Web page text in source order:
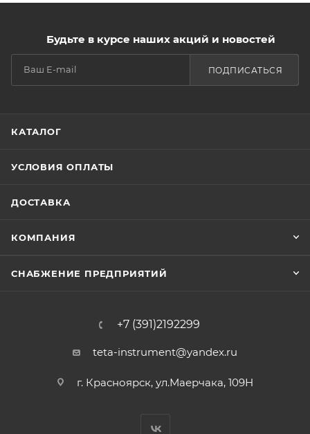
Будьте в курсе наших акций и новостей
ПОДПИСАТЬСЯ
КАТАЛОГ
УСЛОВИЯ ОПЛАТЫ
ДОСТАВКА
КОМПАНИЯ
СНАБЖЕНИЕ ПРЕДПРИЯТИЙ
+7 (391)2192299
teta-instrument@yandex.ru
г. Красноярск, ул.Маерчака, 109Н